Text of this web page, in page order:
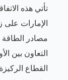
تأتي هذه
الإمارات
التعاون بين
القطاع